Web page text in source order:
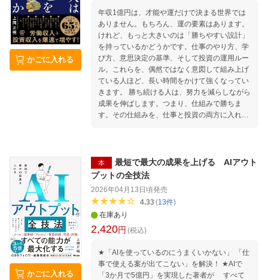
かごに入れる
年収1億円は、才能や運だけで決まる世界では
ありません。もちろん、運の要素はあります。
けれど、もっと大きいのは「勝ちやすい設計」
を持っているかどうかです。仕事のやり方、学
び方、意思決定の基準、そして投資の運用ルー
ル。これらを、偶然ではなく意図して組み上げ
ている人ほど、長い時間をかけて強くなってい
きます。 勝ち続ける人は、努力を減らしながら
成果を伸ばします。つまり、仕組みで勝ちま
す。その仕組みを、仕事と投資の両方に入れて
ることです。そして最終的に、皆さんが「仕事
をしながらでも、収入をもう一段上げていけ
説します。 労働収入＋投資収入を爆速で増や
す！チャンネル登録65万人の投資系YouTuber
手取りを最大化する戦略／毎月自動的に資産が
増える方法／改善に2倍の時間をかける／寝て
めるのは二流 ○投資で成果が出るかどうかは投
資テクニック以前に『日常の意思決定の質』で
決まる ○勝ちパターンを探さない。負けパター
かごに入れる
本
最短で最大の成果を上げる AIアウト
プットの全技法
2026年04月13日頃発売
4.33(13件)
在庫あり
2,420円 (税込)
★「AIを使っているのにうまくいかない」 「仕
事で使える案が出てこない」を解決！ ★AIで
「3か月で5億円」を実現した著者が すべて